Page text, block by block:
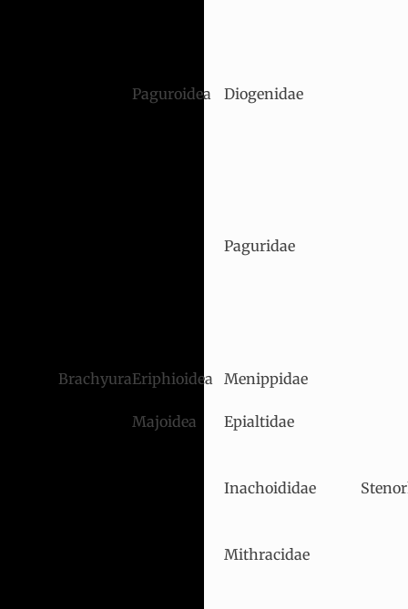
Paguroidea Diogenidae
Paguridae
BrachyuraEriphioidea Menippidae
Majoidea Epialtidae
Inachoididae
Mithracidae